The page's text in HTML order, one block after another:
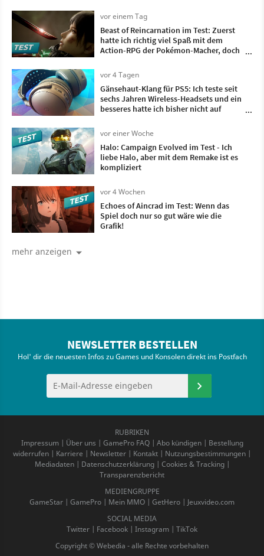
vor einem Tag
Beast of Reincarnation im Test: Zuerst
hatte ich richtig viel Spaß mit dem
Action-RPG der Pokémon-Macher, doch
vorbei ist
vor 4 Tagen
Gänsehaut-Klang für PS5: Ich teste seit
sechs Jahren Wireless-Headsets und ein
besseres hatte ich bisher nicht auf
vor einer Woche
Halo: Campaign Evolved im Test - Ich
liebe Halo, aber mit dem Remake ist es
kompliziert
vor 4 Wochen
Echoes of Aincrad im Test: Wenn das
Spiel doch nur so gut wäre wie die
Grafik!
mehr anzeigen
NEWSLETTER BESTELLEN
Hol' dir die neuesten Infos zu Games und Konsolen direkt ins Postfach
RUBRIKEN
Impressum| Über uns GamePro FAQ| Abo kündigen| Bestellung
widerrufen
Karriere Newsletter Kontakt Nutzungsbestimmungen
Mediadaten| Datenschutzerklärung| Cookies & Tracking|
Transparenzbericht
MEDIENGRUPPE
GameStar
GamePro Mein MMO GetHero
Jeuxvideo.com
SOCIAL MEDIA
Twitter
Facebook Instagram
TikTok
Copyright © Webedia - alle Rechte vorbehalten